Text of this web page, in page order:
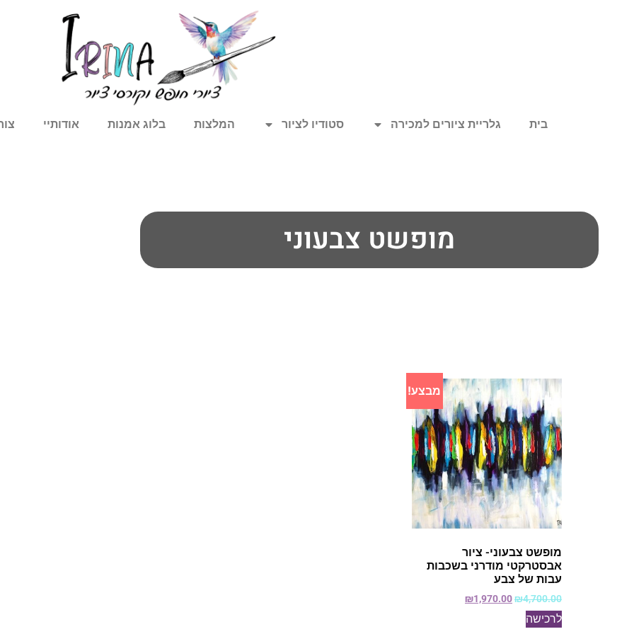
בית גלריית ציורים למכירה סטודיו לציור המלצות בלוג אמנות אודותיי
מופשט צבעוני
מבצע!
מופשט צבעוני- ציור
אבסטרקטי מודרני בשכבות
עבות של צבע
₪4,700.00
₪1,970.00
לרכישה